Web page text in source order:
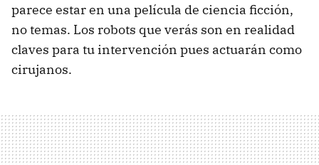
parece estar en una película de ciencia ficción,
no temas. Los robots que verás son en realidad
claves para tu intervención pues actuarán como
cirujanos.